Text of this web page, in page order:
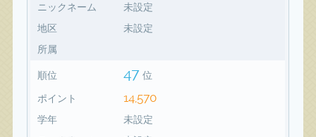
ニックネーム
未設定
地区
未設定
所属
順位 47 位
ポイント 14,570
学年
未設定